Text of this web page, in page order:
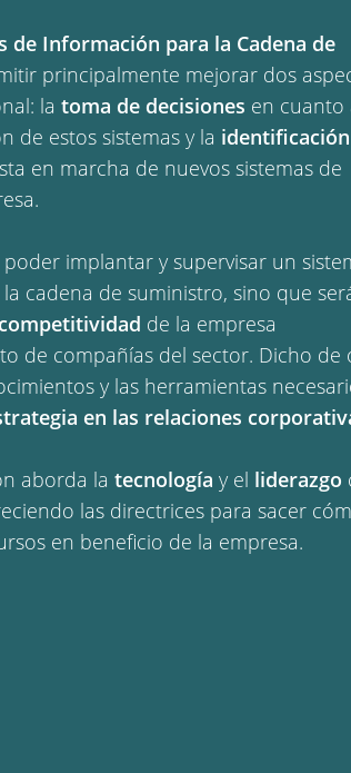
de Información para la Cadena de
principalmente mejorar dos
latoma de decisiones en cuanto
de estos sistemas y la
en marcha de nuevos sistemas de
implantar y supervisar un
cadena de suministro, sino que
de la empresa
de compañías del sector. Dicho de
y las herramientas
en las relaciones
aborda latecnología y el liderazgo
las directrices para sacer
en beneficio de la empresa.